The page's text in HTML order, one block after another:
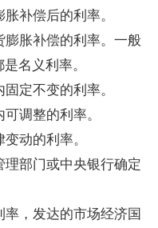
补偿后的利率。
胀补偿的利率。一般
名义利率。
定不变的利率。
调整的利率。
动的利率。
部门或中央银行确定
，发达的市场经济国